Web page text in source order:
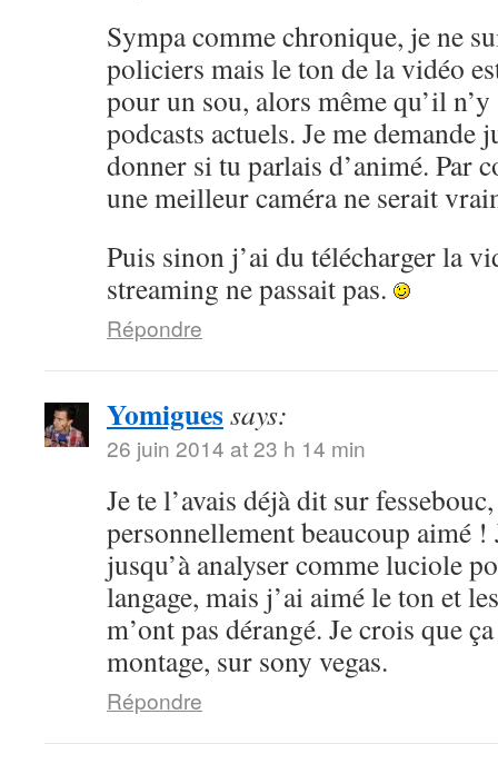
Sympa comme chronique, je ne
policiers mais le ton de la vidéo
pour un sou, alors même qu’il
podcasts actuels. Je me demande
donner si tu parlais d’animé. Par
une meilleur caméra ne serait
Puis sinon j’ai du télécharger la
streaming ne passait pas.
Répondre
Yomiguessays:
26 juin 2014 at 23 h 14 min
Je te l’avais déjà dit sur
personnellement beaucoup aimé !
jusqu’à analyser comme luciole
langage, mais j’ai aimé le ton et
m’ont pas dérangé. Je crois que
montage, sur sony vegas.
Répondre